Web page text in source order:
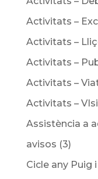
Activitats –
Activitats –
Activitats –
Activitats –
Activitats –
Assistència a
avisos (3)
Cicle any Puig